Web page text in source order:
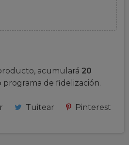
acumulará 20
de fidelización.
Tuitear Pinterest